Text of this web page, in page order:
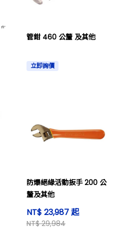
管鉗 460 公釐 及其他
立即詢價
防爆絕緣活動扳手 200 公
釐及其他
NT$ 23,987 起
NT$ 29,984